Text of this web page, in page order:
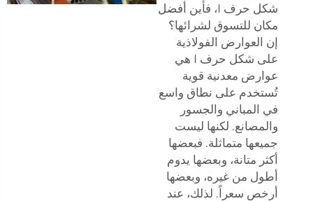
شكل حرف I، فأين أفضل
مكان للتسوق لشرائها؟
إن العوارض الفولاذية
على شكل حرف I هي
عوارض معدنية قوية
تُستخدم على نطاق واسع
في المباني والجسور
والمصانع. لكنها ليست
جميعها متماثلة. فبعضها
أكثر متانة، وبعضها يدوم
أطول من غيره، وبعضها
أرخص سعراً. لذلك، عند